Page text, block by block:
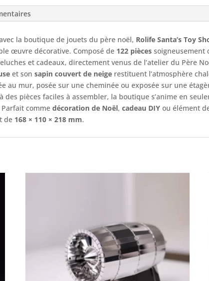
la boutique de jouets du père noël, Rolife Santa’s Toy
œuvre décorative. Composé de 122 pièces soigneusement
et cadeaux, directement venus de l’atelier du Père
et sonsapin couvert de neige restituent l’atmosphère
au mur, posée sur une cheminée ou exposée sur une
des pièces faciles à assembler, la boutique s’anime en
Parfait commedécoration de Noël,cadeau DIY ou élément
de 168 × 110 × 218 mm.